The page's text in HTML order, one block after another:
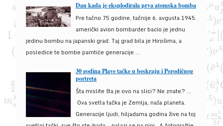
Dan kada je eksplodirala prva atomska bomba
Pre tačno 75 godine, tačnije 6. avgusta 1945.
američki avion bombarder bacio je jednu
jedinu bombu na japanski grad. Taj grad bila je Hirošima, a
posledice te bombe pamtiće generacije ...
30 godina Plave tačke u beskraju i Porodičnog
portreta
Šta mislite šta je ovo na slici? Ne znate? …
Ova svetla tačka je Zemlja, naša planeta.
Generacije ljudi, hiljadama godina žive na toj